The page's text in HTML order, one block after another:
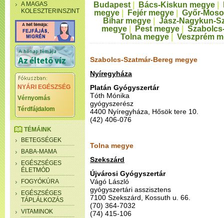
A MAGAS
KOLESZTERINSZINT
NYÁRI EGÉSZSÉG
Vérnyomás
Térdfájdalom
TÉMÁINK
BETEGSÉGEK
BABA-MAMA
EGÉSZSÉGES
ÉLETMÓD
FOGYÓKÚRA
EGÉSZSÉGES
TÁPLÁLKOZÁS
VITAMINOK
Budapest Bács-Kiskun megye
megye| Fejér megye| Győr-
Bihar megye
Jász-Nagykun-
megye| Pest megye|
Tolna megye
Veszprém
Szabolcs-Szatmár-Bereg megye
Nyíregyháza
Platán Gyógyszertár
Tóth Mónika
gyógyszerész
4400 Nyíregyháza, Hősök tere 10.
(42) 406-076
Tolna megye
Szekszárd
Újvárosi Gyógyszertár
Vágó László
gyógyszertári asszisztens
7100 Szekszárd, Kossuth u. 66.
(70) 364-7032
(74) 415-106